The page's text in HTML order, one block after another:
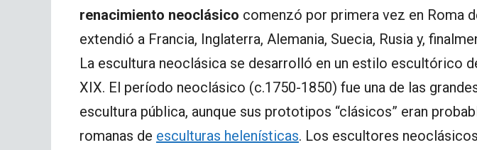
renacimiento neoclásico comenzó por primera vez en Roma
extendió a Francia, Inglaterra, Alemania, Suecia, Rusia y,
La escultura neoclásica se desarrolló en un estilo escultórico
XIX. El período neoclásico (c.1750-1850) fue una de las
escultura pública, aunque sus prototipos “clásicos” eran
romanas de esculturas helenísticas. Los escultores